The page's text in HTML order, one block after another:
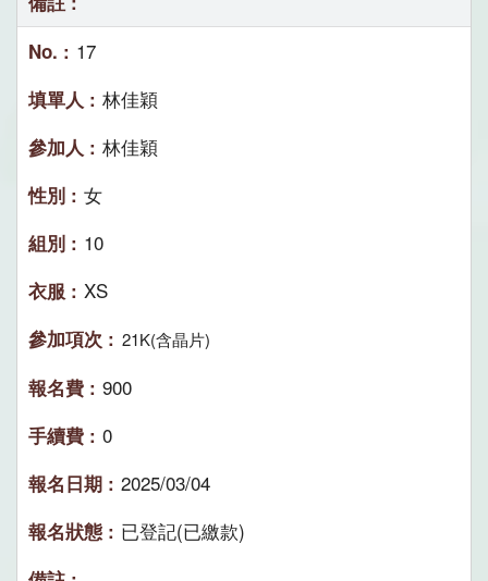
17
林佳穎
林佳穎
女
10
XS
21K(含晶片)
900
0
2025/03/04
已登記(已繳款)